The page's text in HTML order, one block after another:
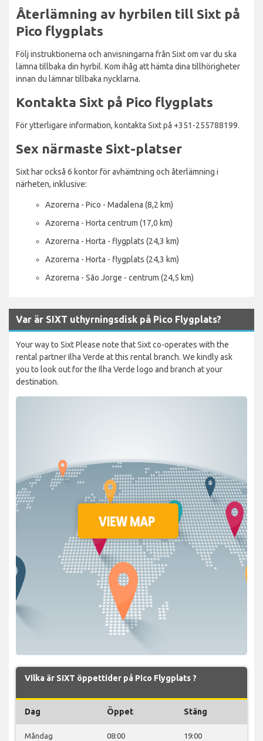
Återlämning av hyrbilen till Sixt på
Pico flygplats
Följ instruktionerna och anvisningarna från Sixt om var du ska
lämna tillbaka din hyrbil. Kom ihåg att hämta dina tillhörigheter
innan du lämnar tillbaka nycklarna.
Kontakta Sixt på Pico flygplats
För ytterligare information, kontakta Sixt på +351-255788199.
Sex närmaste Sixt-platser
Sixt har också 6 kontor för avhämtning och återlämning i
närheten, inklusive:
Azorerna - Pico - Madalena (8,2 km)
Azorerna - Horta centrum (17,0 km)
Azorerna - Horta - flygplats (24,3 km)
Azorerna - Horta - flygplats (24,3 km)
Azorerna - São Jorge - centrum (24,5 km)
Var är SIXT uthyrningsdisk på Pico Flygplats?
Your way to Sixt Please note that Sixt co-operates with the
rental partner Ilha Verde at this rental branch. We kindly ask
you to look out for the Ilha Verde logo and branch at your
destination.
Vilka är SIXT öppettider på Pico Flygplats ?
Dag Öppet Stäng
Måndag 08:00 19:00